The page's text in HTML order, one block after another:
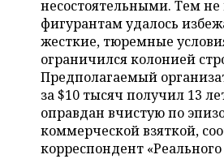
несостоятельными. Тем
фигурантам удалось
жесткие, тюремные
ограничился колонией
Предполагаемый
за $10 тысяч получил 13
оправдан вчистую по
коммерческой взяткой,
корреспондент